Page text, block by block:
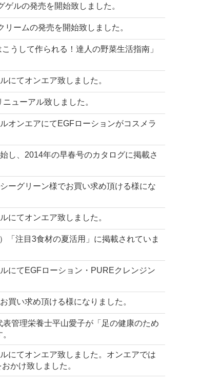
ルの発売を開始致しました。
ームの発売を開始致しました。
うして作られる！達人の野菜生活指南」
にてオンエア致しました。
ューアル致しました。
オンエアにてEGFローションがコスメラ
し、2014年の早春号のカタログに掲載さ
ーグリーン様でお買い求め頂ける様にな
にてオンエア致しました。
「注目3食材の夏活用」に掲載されていま
にてEGFローション・PUREクレンジン
買い求め頂ける様になりました。
管理栄養士平山愛子が「足の健康のため
にてオンエア致しました。オンエアでは
かけ致しました。